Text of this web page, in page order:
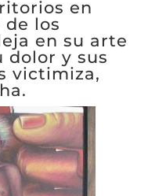
en
los
en su arte
dolor y sus
victimiza,